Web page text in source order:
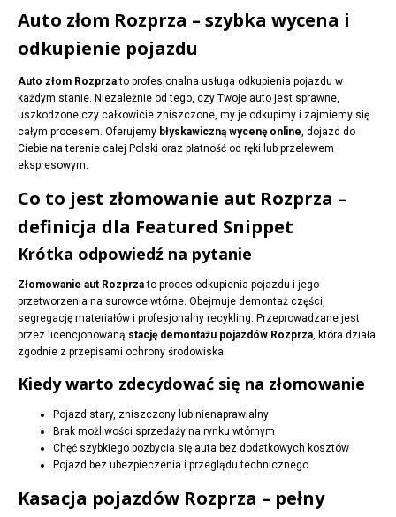
Auto złom Rozprza – szybka wycena i
odkupienie pojazdu
Auto złom Rozprzato profesjonalna usługa odkupienia pojazdu w
każdym stanie. Niezależnie od tego, czy Twoje auto jest sprawne,
uszkodzone czy całkowicie zniszczone, my je odkupimy i zajmiemy się
całym procesem. Oferujemy błyskawiczną wycenę online, dojazd do
Ciebie na terenie całej Polski oraz płatność od ręki lub przelewem
ekspresowym.
Co to jest złomowanie aut Rozprza –
definicja dla Featured Snippet
Krótka odpowiedź na pytanie
Złomowanie aut Rozprzato proces odkupienia pojazdu i jego
przetworzenia na surowce wtórne. Obejmuje demontaż części,
segregację materiałów i profesjonalny recykling. Przeprowadzane jest
przez licencjonowaną stację demontażu pojazdów Rozprza, która działa
zgodnie z przepisami ochrony środowiska.
Kiedy warto zdecydować się na złomowanie
Pojazd stary, zniszczony lub nienaprawialny
Brak możliwości sprzedaży na rynku wtórnym
Chęć szybkiego pozbycia się auta bez dodatkowych kosztów
Pojazd bez ubezpieczenia i przeglądu technicznego
Kasacja pojazdów Rozprza – pełny